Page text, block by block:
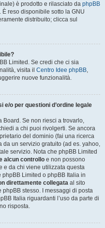
è prodotto e rilasciato da phpBB
reso disponibile sotto la GNU
distribuito; clicca sul
Limited. Se credi che ci sia
visita il Centro Idee phpBB,
nuove funzionalità.
e/o per questioni d’ordine legale
Board. Se non riesci a trovarlo,
a chi puoi rivolgerti. Se ancora
del dominio (fai una ricerca
da un servizio gratuito (ad es. yahoo,
servizio. Nota che phpBB Limited
alcun controllo e non possono
e da chi viene utilizzata questa
Limited o phpBB Italia in
direttamente collegata al sito
stesso. I messaggi di posta
Italia riguardanti l’uso da parte di
risposta.